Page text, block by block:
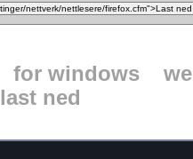
for windows
last ned